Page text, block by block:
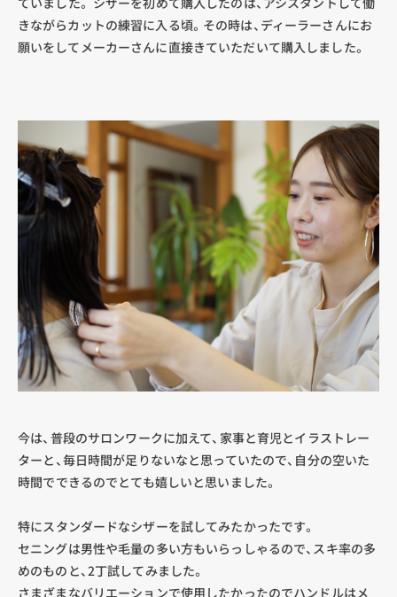
きながらカットの練習に入る頃。その時は、ディーラーさんにお
願いをしてメーカーさんに直接きていただいて購入しました。
今は、普段のサロンワークに加えて、家事と育児とイラストレー
ターと、毎日時間が足りないなと思っていたので、自分の空いた
時間でできるのでとても嬉しいと思いました。
特にスタンダードなシザーを試してみたかったです。
セニングは男性や毛量の多い方もいらっしゃるので、スキ率の多
めのものと、2丁試してみました。
さまざまなバリエーションで使用したかったのでハンドルはメ